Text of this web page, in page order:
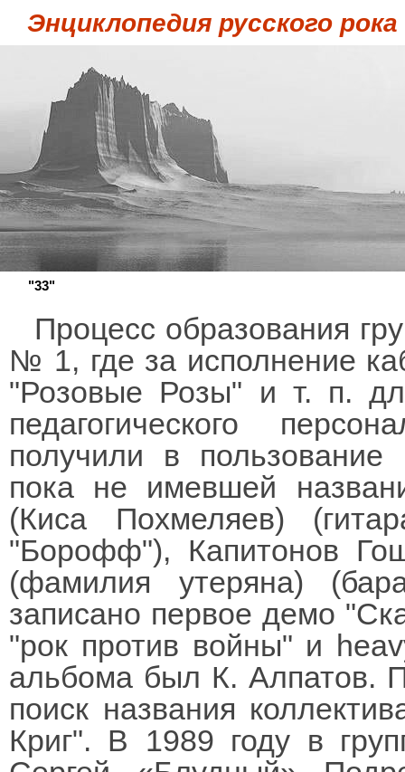
Энциклопедия русского рока
"33"
Процесс образования
№ 1, где за исполнение
"Розовые Розы" и т. п.
педагогического
получили в
пока не имевшей
(Киса Похмеляев)
"Борофф"), Капитонов
(фамилия утеряна)
записано первое демо
"рок против войны" и
альбома был К. Алпатов.
поиск названия
Криг". В 1989 году в